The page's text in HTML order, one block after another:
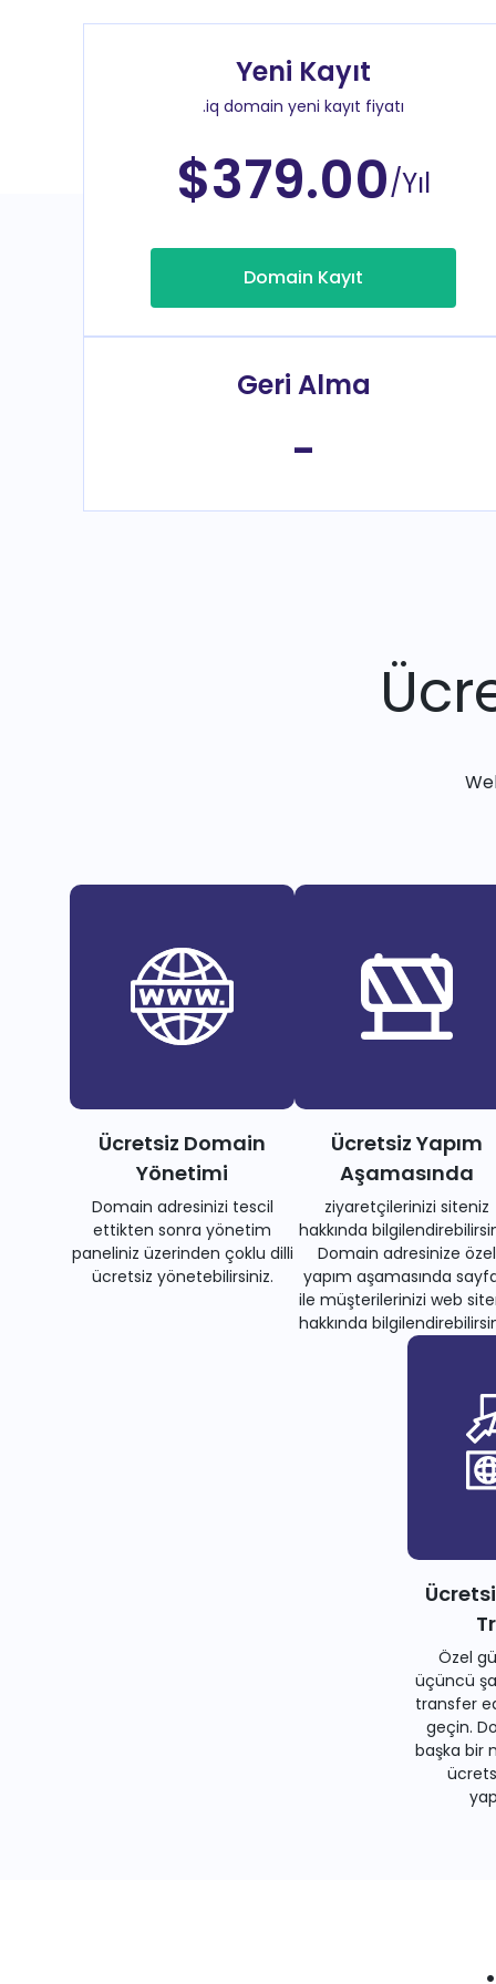
Yeni Kayıt
.iq domain yeni kayıt fiyatı
$379.00/Yıl
Domain Kayıt
Geri Alma
-
Ücretsiz Domain
Yönetimi
Domain adresinizi tescil
ettikten sonra yönetim
paneliniz üzerinden çoklu dilli
ücretsiz yönetebilirsiniz.
Ücretsiz Yapım
Aşamasında
ziyaretçilerinizi siteniz
hakkında
Domain adresinize özel
yapım aşamasında
ile müşterilerinizi web
hakkında
Özel
üçüncü
transfer
geçin.
başka bir